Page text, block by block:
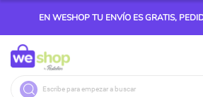
EN WESHOP TU ENVÍO ES GRATIS,